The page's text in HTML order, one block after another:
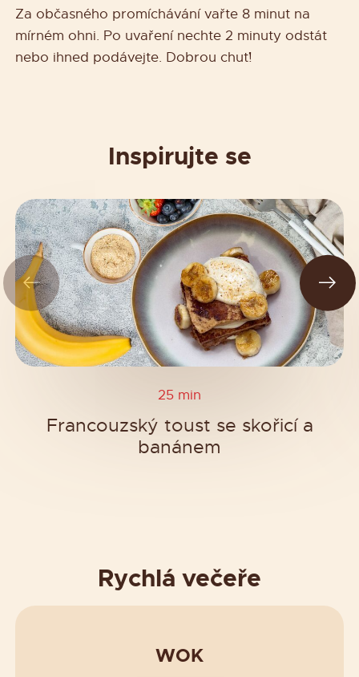
Za občasného promíchávání vařte 8 minut na
mírném ohni. Po uvaření nechte 2 minuty odstát
nebo ihned podávejte. Dobrou chuť!
Inspirujte se
25 min
Francouzský toust se skořicí a
banánem
Rychlá večeře
WOK